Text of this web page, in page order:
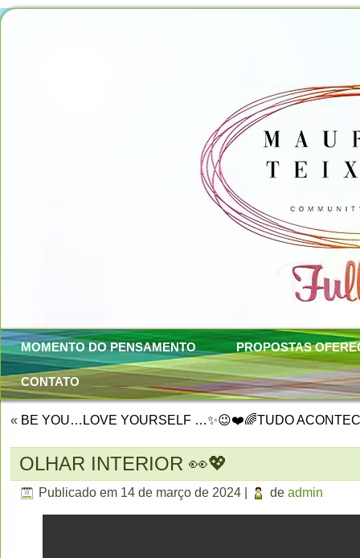
MOMENTO DO PENSAMENTO PROPOSTAS
CONTATO
« BE YOU…LOVE YOURSELF …✨😉❤️🌈TUDO
OLHAR INTERIOR 👀💖
Publicado em 14 de março de 2024 de admin